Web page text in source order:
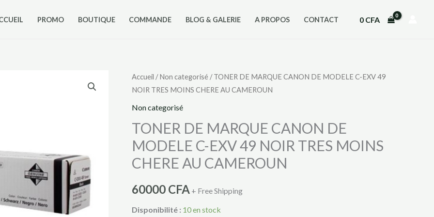
PROMO BOUTIQUE COMMANDE BLOG & GALERIE A PROPOS CONTACT 0 CFA
Accueil /Non categorisé / TONER DE MARQUE CANON DE MODELE C-EXV 49
NOIR TRES MOINS CHERE AU CAMEROUN
Non categorisé
TONER DE MARQUE CANON DE
MODELE C-EXV 49 NOIR TRES MOINS
CHERE AU CAMEROUN
60000 CFA + Free Shipping
Disponibilité : 10 en stock
quantité
de
TONER
MARQUE
CANON
DE
C-